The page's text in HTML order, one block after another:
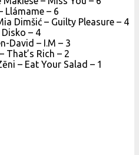
Llámame – 6
Dimšić – Guilty Pleasure – 4
Disko – 4
David – I.M – 3
That’s Rich – 2
– Eat Your Salad – 1